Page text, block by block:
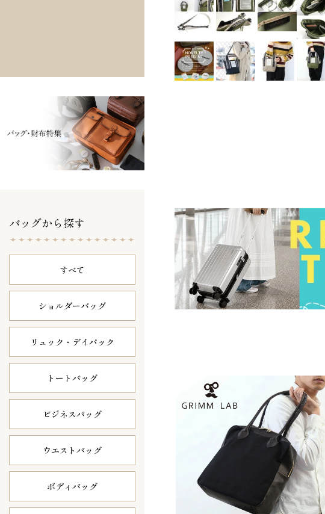
バッグから探す
すべて
ショルダーバッグ
リュック・ デイパック
トートバッグ
ビジネスバッグ
ウエストバッグ
ボディバッグ